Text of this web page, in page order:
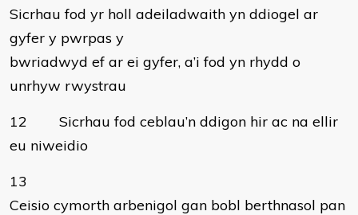
Sicrhau fod yr holl adeiladwaith yn ddiogel ar
gyfer y pwrpas y
bwriadwyd ef ar ei gyfer, a’i fod yn rhydd o
unrhyw rwystrau
12 Sicrhau fod ceblau’n ddigon hir ac na ellir
eu niweidio
13
Ceisio cymorth arbenigol gan bobl berthnasol pan